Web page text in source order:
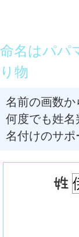
命名はパパ
り物
名前の画数か
何度でも姓名
名付けのサポ